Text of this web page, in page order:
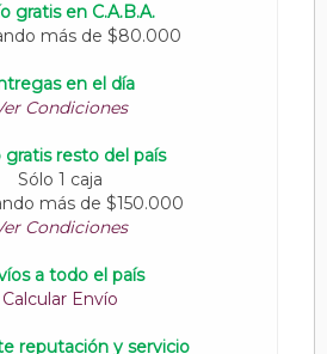
gratis en C.A.B.A.
más de $80.000
en el día
Condiciones
gratis resto del país
Sólo 1 caja
más de $150.000
Condiciones
a todo el país
Calcular Envío
reputación y servicio